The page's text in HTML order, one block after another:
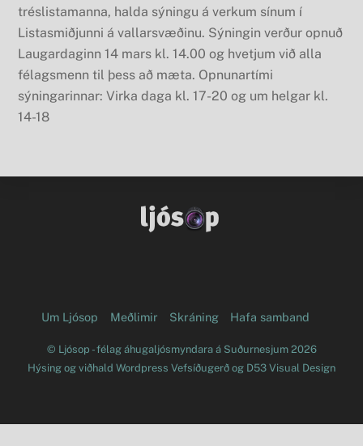
tréslistamanna, halda sýningu á verkum sínum í
Listasmiðjunni á vallarsvæðinu. Sýningin verður opnuð
Laugardaginn 14 mars kl. 14.00 og hvetjum við alla
félagsmenn til þess að mæta. Opnunartími
sýningarinnar: Virka daga kl. 17-20 og um helgar kl.
14-18
FacebookFlickr
Um Ljósop Meðlimir Skráning Hafa samband
© Ljósop - félag áhugaljósmyndara á Suðurnesjum2026
Hýsing og viðhald Wordpress Vefsíðugerð og D53 Visual Design